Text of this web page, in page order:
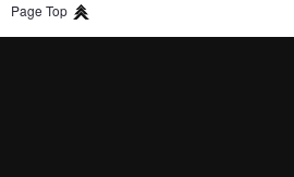
Page Top